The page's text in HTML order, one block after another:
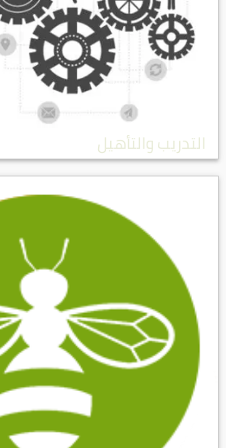
التدريب والتأهيل